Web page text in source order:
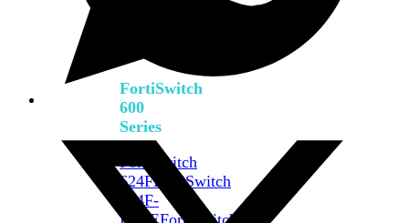
FortiSwitch
600
Series
FortiSwitch
624FFortiSwitch
624F-
FPOEFortiSwitch